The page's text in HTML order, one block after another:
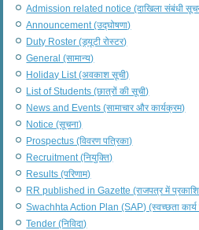
Admission related notice (दाखिला संबंधी
Announcement (उद्घोषणा)
Duty Roster (ड्यूटी रोस्टर)
General (सामान्य)
Holiday List (अवकाश सूची)
List of Students (छात्रों की सूची)
News and Events (सामाचार और कार्यक्रम)
Notice (सूचना)
Prospectus (विवरण पत्रिका)
Recruitment (नियुक्ति)
Results (परिणाम)
RR published in Gazette (राजपत्र में
Swachhta Action Plan (SAP) (स्वच्छता कार्य
Tender (निविदा)